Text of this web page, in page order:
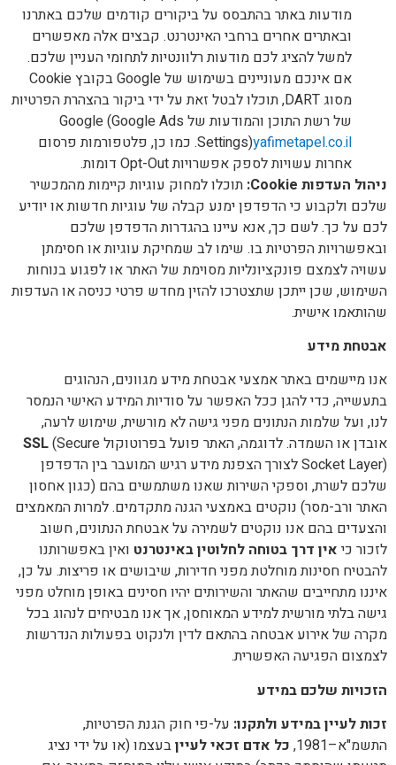
מודעות באתר בהתבסס על ביקורים קודמים שלכם באתרנו
ובאתרים אחרים ברחבי האינטרנט. קבצים אלה מאפשרים
למשל להציג לכם מודעות רלוונטיות לתחומי העניין שלכם.
אם אינכם מעוניינים בשימוש של Google בקובץ Cookie
מסוג DART, תוכלו לבטל זאת על ידי ביקור בהצהרת הפרטיות
של רשת התוכן והמודעות של Google (Google Ads
Settings)yafimetapel.co.il
. כמו כן, פלטפורמות פרסום
אחרות עשויות לספק אפשרויות Opt-Out דומות.
ניהול העדפות
תוכלו למחוק עוגיות קיימות מהמכשיר
שלכם ולקבוע כי הדפדפן ימנע קבלה של עוגיות חדשות או יודיע
לכם על כך. לשם כך, אנא עיינו בהגדרות הדפדפן שלכם
ובאפשרויות הפרטיות בו. שימו לב שמחיקת עוגיות או חסימתן
עשויה לצמצם פונקציונליות מסוימת של האתר או לפגוע בנוחות
השימוש, שכן ייתכן שתצטרכו להזין מחדש פרטי כניסה או העדפות
שהותאמו אישית.
אבטחת מידע
אנו מיישמים באתר אמצעי אבטחת מידע מגוונים, הנהוגים
בתעשייה, כדי להגן ככל האפשר על סודיות המידע האישי הנמסר
לנו, ועל שלמות הנתונים מפני גישה לא מורשית, שימוש לרעה,
אובדן או השמדה. לדוגמה, האתר פועל בפרוטוקול
SSL(Secure
Socket Layer) לצורך הצפנת מידע רגיש המועבר בין הדפדפן
שלכם לשרת, וספקי השירות שאנו משתמשים בהם (כגון אחסון
האתר ורב-מסר) נוקטים באמצעי הגנה מתקדמים. למרות המאמצים
והצעדים בהם אנו נוקטים לשמירה על אבטחת הנתונים, חשוב
לזכור כי אין דרך בטוחה לחלוטין באינטרנט ואין באפשרותנו
להבטיח חסינות מוחלטת מפני חדירות, שיבושים או פריצות. על כן,
איננו מתחייבים שהאתר והשירותים יהיו חסינים באופן מוחלט מפני
גישה בלתי מורשית למידע המאוחסן, אך אנו מבטיחים לנהוג בכל
מקרה של אירוע אבטחה בהתאם לדין ולנקוט בפעולות הנדרשות
לצמצום הפגיעה האפשרית.
הזכויות שלכם במידע
זכות לעיין במידע ולתקנו: על-פי חוק הגנת הפרטיות,
התשמ"א–1981,
כל אדם זכאי לעייןבעצמו (או על ידי נציג